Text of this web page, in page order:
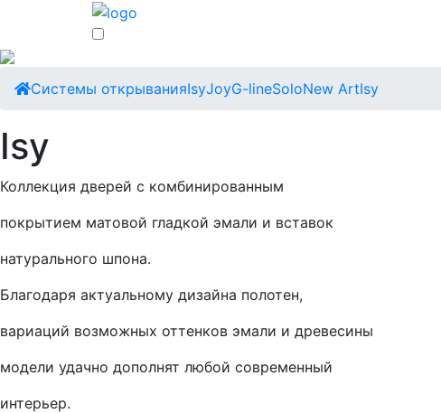
Cистемы открыванияIsyJoyG-lineSoloNew ArtIsy
Isy
Коллекция дверей с комбинированным
покрытием матовой гладкой эмали и вставок
натурального шпона.
Благодаря актуальному дизайна полотен,
вариаций возможных оттенков эмали и древесины
модели удачно дополнят любой современный
интерьер.